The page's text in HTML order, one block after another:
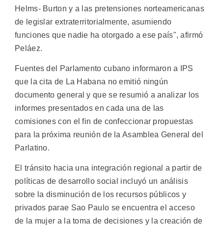
Helms- Burton y a las pretensiones norteamericanas
de legislar extraterritorialmente, asumiendo
funciones que nadie ha otorgado a ese país", afirmó
Peláez.
Fuentes del Parlamento cubano informaron a IPS
que la cita de La Habana no emitió ningún
documento general y que se resumió a analizar los
informes presentados en cada una de las
comisiones con el fin de confeccionar propuestas
para la próxima reunión de la Asamblea General del
Parlatino.
El tránsito hacia una integración regional a partir de
políticas de desarrollo social incluyó un análisis
sobre la disminución de los recursos públicos y
privados parae Sao Paulo se encuentra el acceso
de la mujer a la toma de decisiones y la creación de